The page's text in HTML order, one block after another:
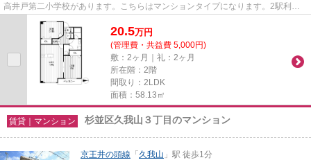
高井戸第二小学校があります。こちらはマンションタイプになります。2駅利用
できる場所にあり、アクセスが...
20.5万円
(管理費・共益費 5,000円)
敷：2ヶ月｜礼：2ヶ月
所在階：2階
間取り：2LDK
面積：58.13㎡
賃貸｜マンション 杉並区久我山３丁目のマンション
京王井の頭線 「久我山 」駅 徒歩1分